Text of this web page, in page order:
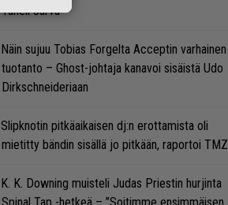
Taneli Jarva
Näin sujuu Tobias Forgelta Acceptin varhainen
tuotanto – Ghost-johtaja kanavoi sisäistä Udo
Dirkschneideriaan
Slipknotin pitkäaikaisen dj:n erottamista oli
mietitty bändin sisällä jo pitkään, raportoi TMZ
K. K. Downing muisteli Judas Priestin hurjinta